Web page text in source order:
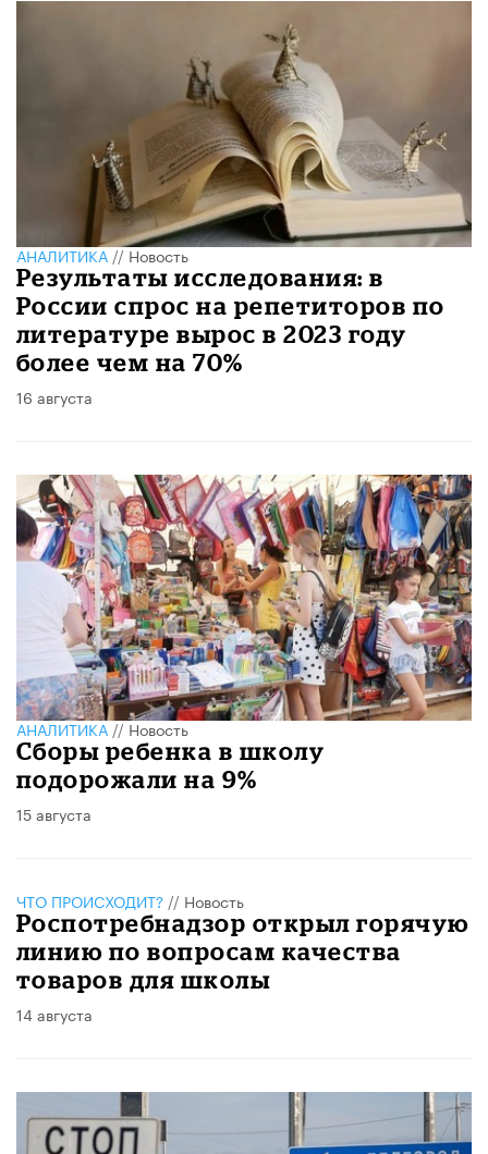
АНАЛИТИКА//Новость
Результаты исследования: в
России спрос на репетиторов по
литературе вырос в 2023 году
более чем на 70%
16 августа
АНАЛИТИКА//Новость
Сборы ребенка в школу
подорожали на 9%
15 августа
ЧТО ПРОИСХОДИТ? // Новость
Роспотребнадзор открыл горячую
линию по вопросам качества
товаров для школы
14 августа